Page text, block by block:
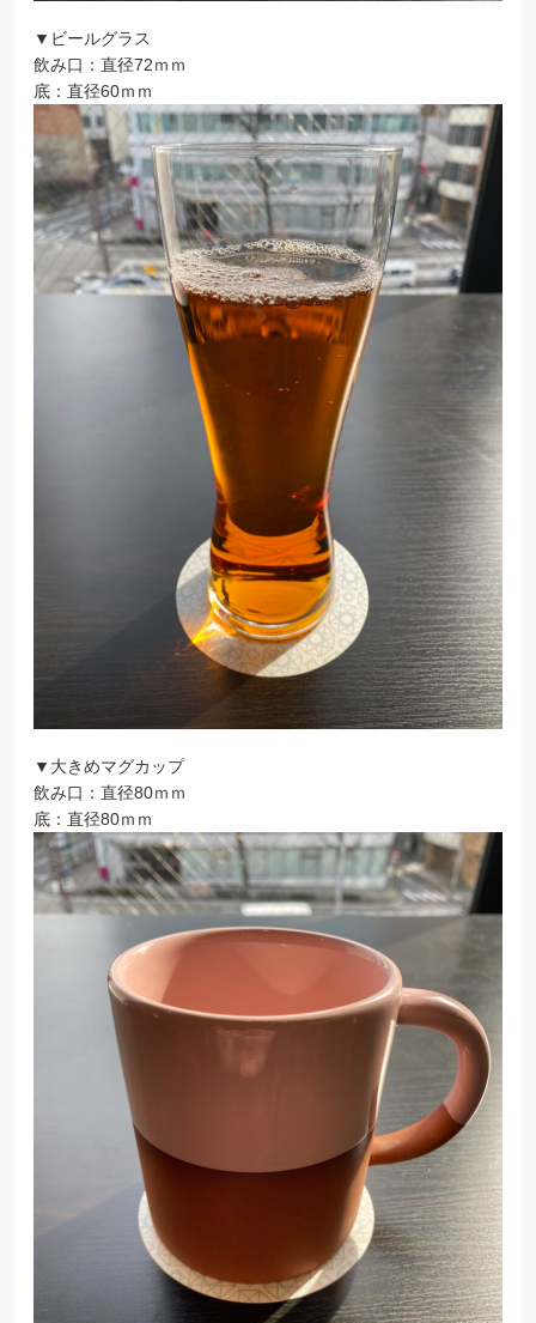
▼ビールグラス
飲み口：直径72ｍｍ
底：直径60ｍｍ
▼大きめマグカップ
飲み口：直径80ｍｍ
底：直径80ｍｍ